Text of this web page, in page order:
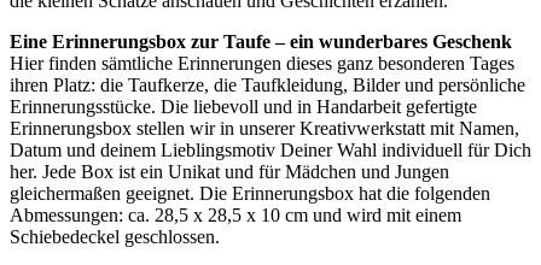
Eine Erinnerungsbox zur Taufe – ein wunderbares Geschenk
Hier finden sämtliche Erinnerungen dieses ganz besonderen Tages
ihren Platz: die Taufkerze, die Taufkleidung, Bilder und persönliche
Erinnerungsstücke. Die liebevoll und in Handarbeit gefertigte
Erinnerungsbox stellen wir in unserer Kreativwerkstatt mit Namen,
Datum und deinem Lieblingsmotiv Deiner Wahl individuell für Dich
her. Jede Box ist ein Unikat und für Mädchen und Jungen
gleichermaßen geeignet. Die Erinnerungsbox hat die folgenden
Abmessungen: ca. 28,5 x 28,5 x 10 cm und wird mit einem
Schiebedeckel geschlossen.